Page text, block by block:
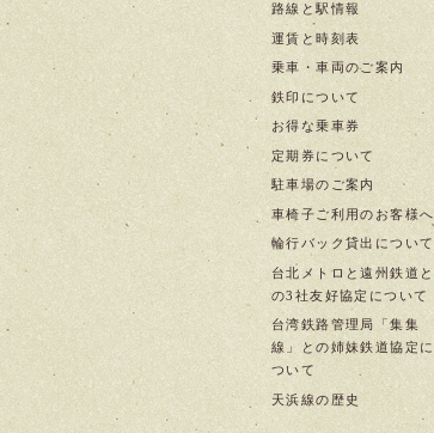
路線と駅情報
運賃と時刻表
乗車・車両のご案内
鉄印について
お得な乗車券
定期券について
駐車場のご案内
車椅子ご利用のお客様へ
輪行バック貸出について
台北メトロと遠州鉄道と
の3社友好協定について
台湾鉄路管理局「集集
線」との姉妹鉄道協定に
ついて
天浜線の歴史